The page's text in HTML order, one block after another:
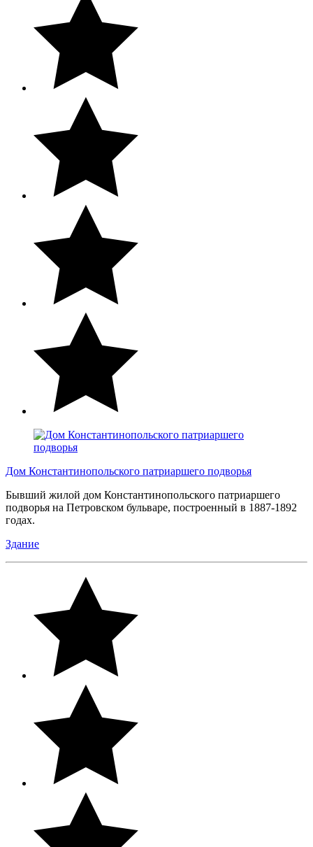
Дом Константинопольского патриаршего подворья
Бывший жилой дом Константинопольского патриаршего
подворья на Петровском бульваре, построенный в 1887-1892
годах.
Здание